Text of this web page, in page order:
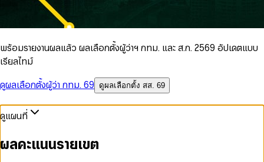
พร้อมรายงานผลแล้ว ผลเลือกตั้งผู้ว่าฯ กทม. และ ส.ก. 2569 อัปเดตแบบ
เรียลไทม์
ดูผลเลือกตั้งผู้ว่า กทม. 69
ดูผลเลือกตั้ง สส. 69
ดูแผนที่
ผลคะแนนรายเขต